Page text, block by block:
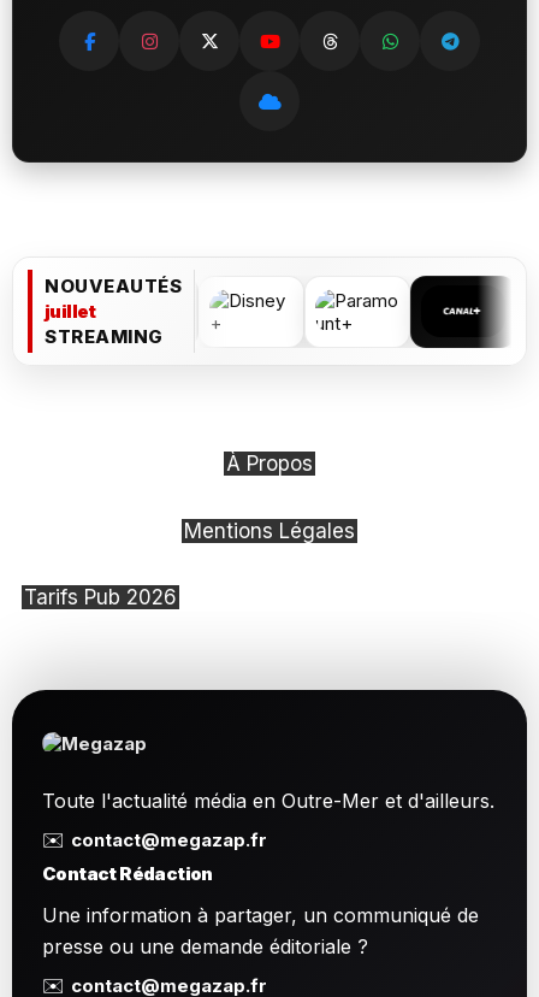
NOUVEAUTÉS
juillet
STREAMING
À Propos
Mentions Légales
Tarifs Pub 2026
Toute l'actualité média en Outre-Mer et d'ailleurs.
✉️ contact@megazap.fr
Contact Rédaction
Une information à partager, un communiqué de
presse ou une demande éditoriale ?
✉️ contact@megazap.fr